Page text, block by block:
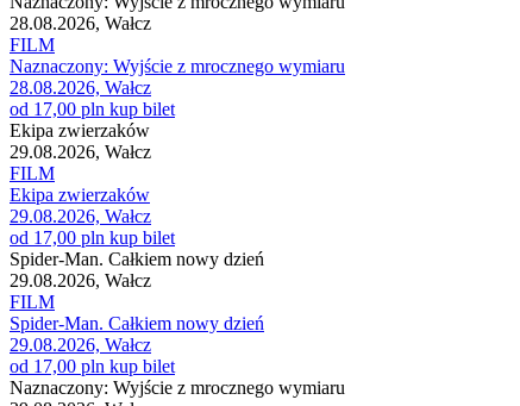
28.08.2026, Wałcz
FILM
Naznaczony: Wyjście z mrocznego wymiaru
28.08.2026, Wałcz
od 17,00 pln kup bilet
Ekipa zwierzaków
29.08.2026, Wałcz
FILM
Ekipa zwierzaków
29.08.2026, Wałcz
od 17,00 pln kup bilet
Spider-Man. Całkiem nowy dzień
29.08.2026, Wałcz
FILM
Spider-Man. Całkiem nowy dzień
29.08.2026, Wałcz
od 17,00 pln kup bilet
Naznaczony: Wyjście z mrocznego wymiaru